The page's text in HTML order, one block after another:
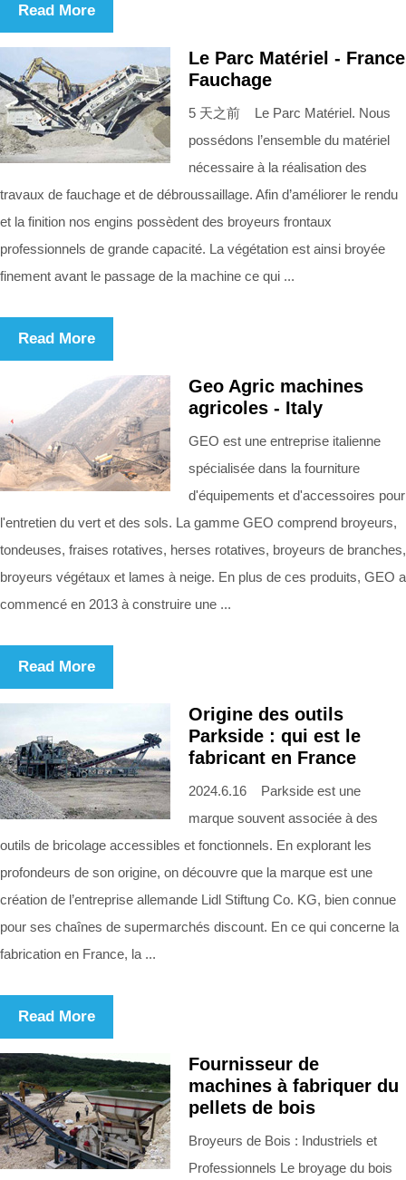
Read More
Le Parc Matériel - France
Fauchage
5 天之前 Le Parc Matériel. Nous
possédons l’ensemble du matériel
nécessaire à la réalisation des
travaux de fauchage et de débroussaillage. Afin d’améliorer le rendu
et la finition nos engins possèdent des broyeurs frontaux
professionnels de grande capacité. La végétation est ainsi broyée
finement avant le passage de la machine ce qui ...
Read More
Geo Agric machines
agricoles - Italy
GEO est une entreprise italienne
spécialisée dans la fourniture
d'équipements et d'accessoires pour
l'entretien du vert et des sols. La gamme GEO comprend broyeurs,
tondeuses, fraises rotatives, herses rotatives, broyeurs de branches,
broyeurs végétaux et lames à neige. En plus de ces produits, GEO a
commencé en 2013 à construire une ...
Read More
Origine des outils
Parkside : qui est le
fabricant en France
2024.6.16 Parkside est une
marque souvent associée à des
outils de bricolage accessibles et fonctionnels. En explorant les
profondeurs de son origine, on découvre que la marque est une
création de l’entreprise allemande Lidl Stiftung Co. KG, bien connue
pour ses chaînes de supermarchés discount. En ce qui concerne la
fabrication en France, la ...
Read More
Fournisseur de
machines à fabriquer du
pellets de bois
Broyeurs de Bois : Industriels et
Professionnels Le broyage du bois